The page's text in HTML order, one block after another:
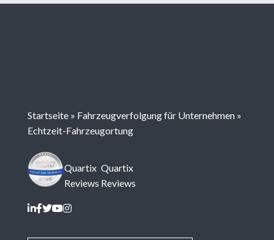
Startseite » Fahrzeugverfolgung für Unternehmen »
Echtzeit-Fahrzeugortung
Quartix
Reviews
Quartix
Reviews